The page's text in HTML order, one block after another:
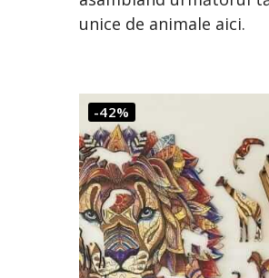
unice de animale aici.
-42%